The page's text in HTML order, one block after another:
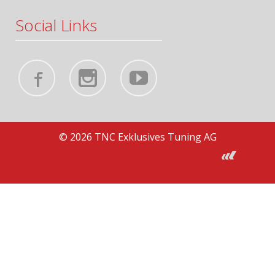
Social Links
© 2026 TNC Exklusives Tuning AG